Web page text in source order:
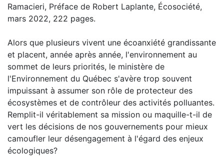
Ramacieri, Préface de Robert Laplante, Écosociété,
mars 2022, 222 pages.
Alors que plusieurs vivent une écoanxiété grandissante
et placent, année après année, l'environnement au
sommet de leurs priorités, le ministère de
l'Environnement du Québec s'avère trop souvent
impuissant à assumer son rôle de protecteur des
écosystèmes et de contrôleur des activités polluantes.
Remplit-il véritablement sa mission ou maquille-t-il de
vert les décisions de nos gouvernements pour mieux
camoufler leur désengagement à l'égard des enjeux
écologiques?